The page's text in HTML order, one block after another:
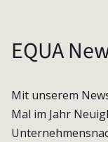
EQUA
Mit unserem
Mal im Jahr